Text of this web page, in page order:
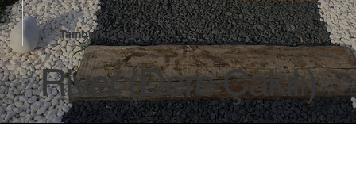
Tamburlu Taşlar
River (Dere Çakılı)